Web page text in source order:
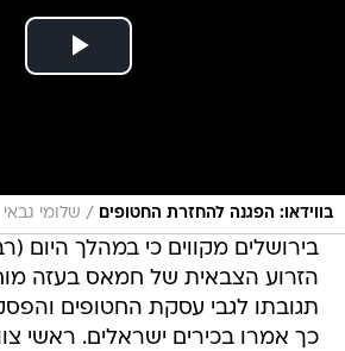
בווידאו: הפגנה להחזרת החטופים / שלומי גבאי
בירושלים מקווים כי במהלך היום
הזרוע הצבאית של חמאס בעזה
תגובתו לגבי עסקת החטופים
כך אמרו בכירים ישראלים. ראשי